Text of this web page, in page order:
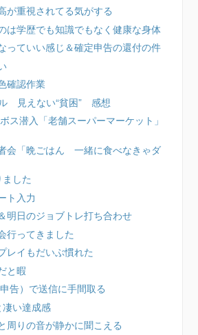
が重視されてる気がする
は学歴でも知識でもなく健康な身体
っていい感じ＆確定申告の還付の件
確認作業
見えない“貧困” 感想
ス潜入「老舗スーパーマーケット」
会「晩ごはん 一緒に食べなきゃダ
した
ト入力
明日のジョブトレ打ち合わせ
行ってきました
レイもだいぶ慣れた
と暇
告）で送信に手間取る
い達成感
周りの音が静かに聞こえる